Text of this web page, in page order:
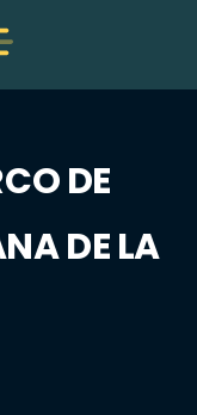
DE
DE LA